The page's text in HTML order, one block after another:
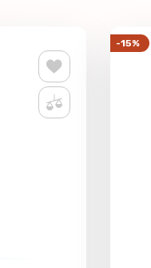
-15%